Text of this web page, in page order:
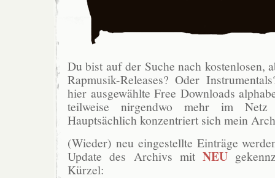
Du bist auf der Suche nach kostenlosen,
Rapmusik-Releases? Oder
hier ausgewählte Free Downloads
teilweise nirgendwo mehr im
Hauptsächlich konzentriert sich mein
(Wieder) neu eingestellte Einträge
Update des Archivs mitNEU
Kürzel: